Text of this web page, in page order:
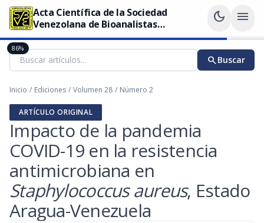
Acta Científica de la Sociedad
Venezolana de Bioanalistas
Especialistas
dark_mode menu
searchBuscar
Inicio / Ediciones / Volumen 28 / Número 2
ARTÍCULO ORIGINAL
Impacto de la pandemia
COVID-19 en la resistencia
antimicrobiana en
Staphylococcus aureus, Estado
Aragua-Venezuela
86%